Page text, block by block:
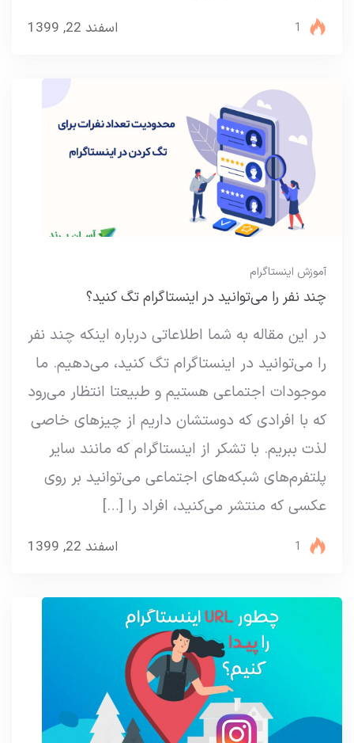
اسفند 22, 1399 1
آموزش اینستاگرام
چند نفر را می‌توانید در اینستاگرام تگ کنید؟
در این مقاله به شما اطلاعاتی درباره اینکه چند نفر
را می‌توانید در اینستاگرام تگ کنید، می‌دهیم. ما
موجودات اجتماعی هستیم و طبیعتا انتظار می‌رود
که با افرادی که دوستشان داریم از چیزهای خاصی
لذت ببریم. با تشکر از اینستاگرام که مانند سایر
پلتفرم‌های شبکه‌های اجتماعی می‌توانید بر روی
عکسی که منتشر می‌کنید، افراد را […]
اسفند 22, 1399 1